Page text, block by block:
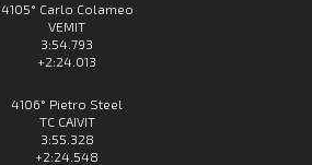
4105° Carlo Colameo
VEMIT
3:54.793
+2:24.013
4106° Pietro Steel
TC CAIVIT
3:55.328
+2:24.548